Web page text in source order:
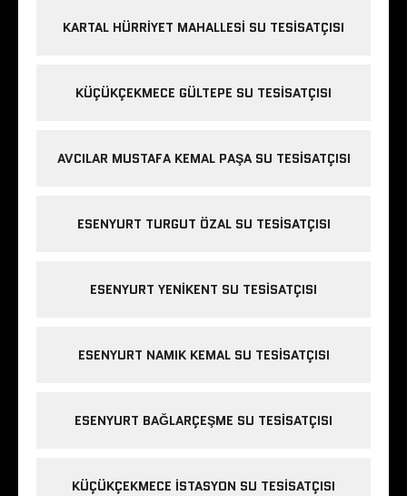
KARTAL HÜRRIYET MAHALLESI SU TESISATÇISI
KÜÇÜKÇEKMECE GÜLTEPE SU TESISATÇISI
AVCILAR MUSTAFA KEMAL PAŞA SU TESISATÇISI
ESENYURT TURGUT ÖZAL SU TESISATÇISI
ESENYURT YENIKENT SU TESISATÇISI
ESENYURT NAMIK KEMAL SU TESISATÇISI
ESENYURT BAĞLARÇEŞME SU TESISATÇISI
KÜÇÜKÇEKMECE ISTASYON SU TESISATÇISI